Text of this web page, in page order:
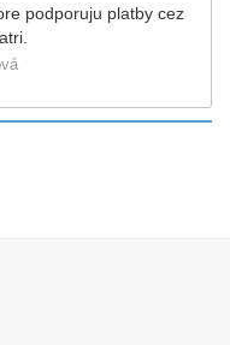
podporuju platby cez